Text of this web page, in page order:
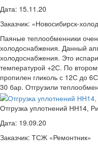
Дата: 15.11.20
Заказчик: «Новосибирск-
Паяные теплообменники
холодоснабжения. Данный
холодоснабжения. Это
температурой +2С. По
пропилен гликоль с 12С до
30 бар. Отгрузили
Отгрузка уплотнений НН14,
Дата: 19.09.20
Заказчик: ТСЖ «Ремонтник»